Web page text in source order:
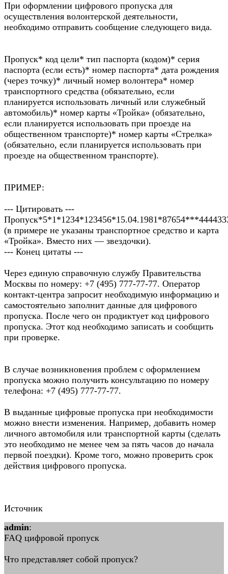
При оформлении цифрового пропуска для
осуществления волонтерской деятельности,
необходимо отправить сообщение следующего вида.
Пропуск* код цели* тип паспорта (кодом)* серия
паспорта (если есть)* номер паспорта* дата рождения
(через точку)* личный номер волонтера* номер
транспортного средства (обязательно, если
планируется использовать личный или служебный
автомобиль)* номер карты «Тройка» (обязательно,
если планируется использовать при проезде на
общественном транспорте)* номер карты «Стрелка»
(обязательно, если планируется использовать при
проезде на общественном транспорте).
ПРИМЕР:
--- Цитировать ---
(в примере не указаны транспортное средство и карта
«Тройка». Вместо них — звездочки).
--- Конец цитаты ---
Через единую справочную службу Правительства
Москвы по номеру: +7 (495) 777-77-77. Оператор
контакт-центра запросит необходимую информацию и
самостоятельно заполнит данные для цифрового
пропуска. После чего он продиктует код цифрового
пропуска. Этот код необходимо записать и сообщить
при проверке.
В случае возникновения проблем с оформлением
пропуска можно получить консультацию по номеру
телефона: +7 (495) 777-77-77.
В выданные цифровые пропуска при необходимости
можно внести изменения. Например, добавить номер
личного автомобиля или транспортной карты (сделать
это необходимо не менее чем за пять часов до начала
первой поездки). Кроме того, можно проверить срок
действия цифрового пропуска.
Источник
admin:
FAQ цифровой пропуск
Что представляет собой пропуск?